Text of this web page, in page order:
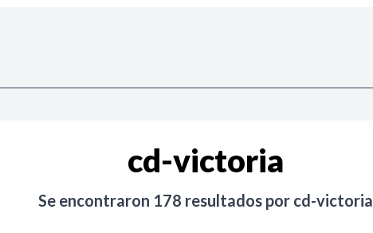
cd-victoria
Se encontraron 178 resultados por cd-victoria